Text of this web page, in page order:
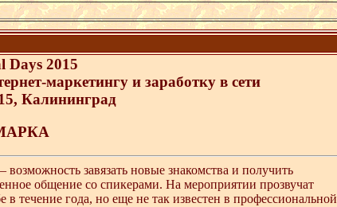
Days 2015
маркетингу и заработку в сети
Калининград
завязать новые знакомства и получить
общение со спикерами. На мероприятии прозвучат
течение года, но еще не так известен в профессиональной